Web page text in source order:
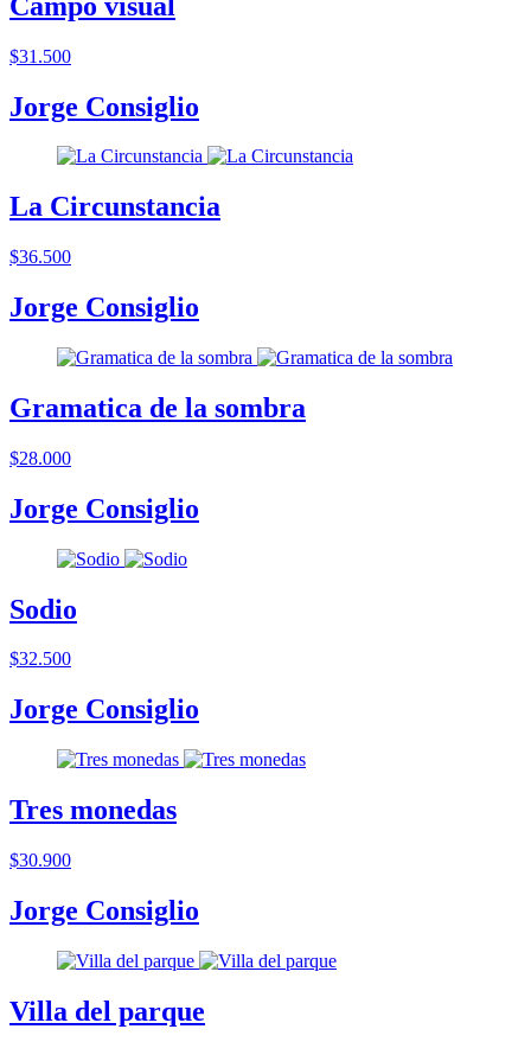
$31.500
Jorge Consiglio
La Circunstancia
$36.500
Jorge Consiglio
Gramatica de la sombra
$28.000
Jorge Consiglio
Sodio
$32.500
Jorge Consiglio
Tres monedas
$30.900
Jorge Consiglio
Villa del parque